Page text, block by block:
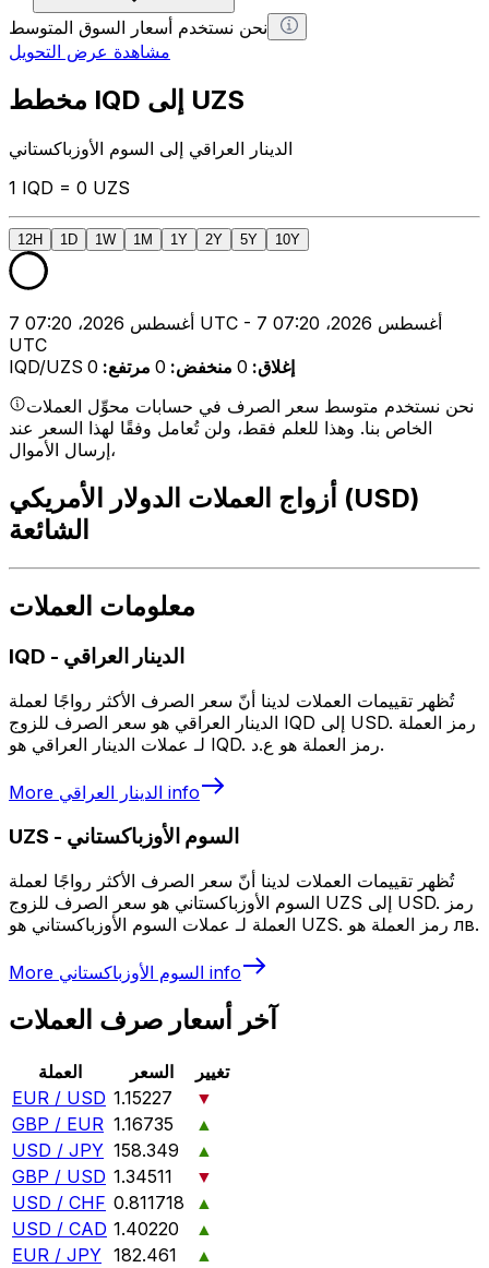
نحن نستخدم أسعار السوق المتوسط
مشاهدة عرض التحويل
مخطط IQD إلى UZS
الدينار العراقي إلى السوم الأوزباكستاني
1 IQD = 0 UZS
12H 1D 1W 1M 1Y 2Y 5Y 10Y
7 أغسطس 2026، 07:20 UTC - 7 أغسطس 2026، 07:20
UTC
IQD/UZS
إغلاق:
0 منخفض:
0 مرتفع:
0
نحن نستخدم متوسط سعر الصرف في حسابات محوِّل العملات
الخاص بنا. وهذا للعلم فقط، ولن تُعامل وفقًا لهذا السعر عند
إرسال الأموال،
أزواج العملات الدولار الأمريكي (USD)
الشائعة
معلومات العملات
IQD - الدينار العراقي
تُظهر تقييمات العملات لدينا أنّ سعر الصرف الأكثر رواجًا لعملة
الدينار العراقي هو سعر الصرف للزوج IQD إلى USD. رمز العملة
لـ عملات الدينار العراقي هو IQD. رمز العملة هو ع.د.
More الدينار العراقي info
UZS - السوم الأوزباكستاني
تُظهر تقييمات العملات لدينا أنّ سعر الصرف الأكثر رواجًا لعملة
السوم الأوزباكستاني هو سعر الصرف للزوج UZS إلى USD. رمز
العملة لـ عملات السوم الأوزباكستاني هو UZS. رمز العملة هو лв.
More السوم الأوزباكستاني info
آخر أسعار صرف العملات
العملة السعر
تغيير
EUR / USD 1.15227
▼
GBP / EUR 1.16735
▲
USD / JPY 158.349
▲
GBP / USD 1.34511
▼
USD / CHF 0.811718
▲
USD / CAD 1.40220
▲
EUR / JPY 182.461
▲